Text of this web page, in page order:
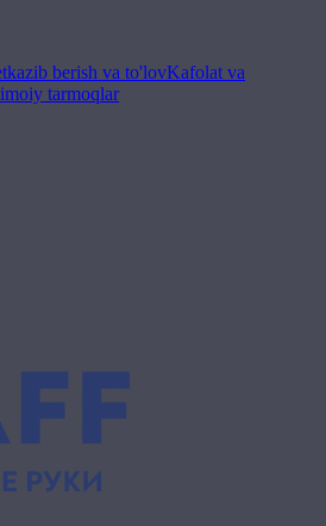
berish va to'lovKafolat va
tarmoqlar